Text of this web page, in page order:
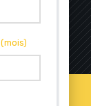
(mois)